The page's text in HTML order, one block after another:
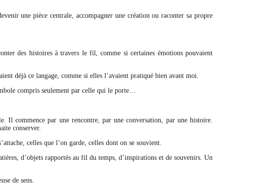
une pièce centrale, accompagner une création ou raconter sa propre
des histoires à travers le fil, comme si certaines émotions pouvaient
déjà ce langage, comme si elles l’avaient pratiqué bien avant moi.
compris seulement par celle qui le porte…
Il commence par une rencontre, par une conversation, par une histoire.
conserver.
celles que l’on garde, celles dont on se souvient.
d’objets rapportés au fil du temps, d’inspirations et de souvenirs. Un
de sens.